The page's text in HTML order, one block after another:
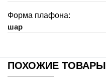
Форма плафона:
шар
ПОХОЖИЕ ТОВАРЫ